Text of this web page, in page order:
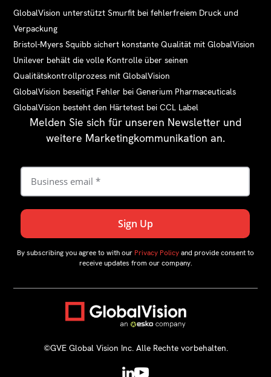
GlobalVision unterstützt Smurfit bei fehlerfreiem Druck und
Verpackung
Bristol-Myers Squibb sichert konstante Qualität mit GlobalVision
Unilever behält die volle Kontrolle über seinen
Qualitätskontrollprozess mit GlobalVision
GlobalVision beseitigt Fehler bei Generium Pharmaceuticals
GlobalVision besteht den Härtetest bei CCL Label
Melden Sie sich für unseren Newsletter und
weitere Marketingkommunikation an.
By subscribing you agree to with our Privacy Policyand provide consent to
receive updates from our company.
©GVE Global Vision Inc. Alle Rechte vorbehalten.